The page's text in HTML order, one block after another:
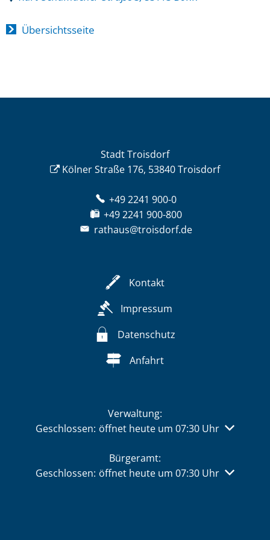
Übersichtsseite
Stadt Troisdorf
Kölner Straße 176, 53840 Troisdorf
+49 2241 900-0
+49 2241 900-800
rathaus@troisdorf.de
Kontakt
Impressum
Datenschutz
Anfahrt
Verwaltung:
Klicken, um weitere Öffnungs- oder Schließzeiten
Geschlossen: öffnet heute um 07:30 Uhr
Bürgeramt:
Klicken, um weitere Öffnungs- oder Schließzeiten
Geschlossen: öffnet heute um 07:30 Uhr